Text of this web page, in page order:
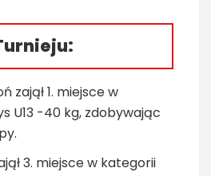
zajął 1. miejsce w
U13 -40 kg, zdobywając
3. miejsce w kategorii